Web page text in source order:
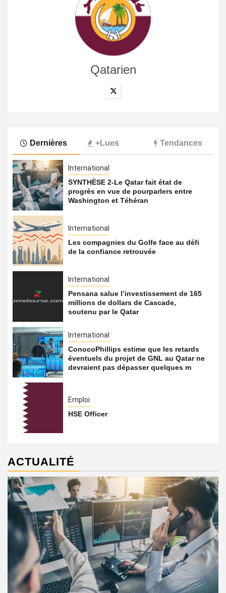
Qatarien
Dernières +Lues Tendances
International
SYNTHÈSE 2-Le Qatar fait état de
progrès en vue de pourparlers entre
Washington et Téhéran
International
Les compagnies du Golfe face au défi
de la confiance retrouvée
International
Pensana salue l’investissement de 165
millions de dollars de Cascade,
soutenu par le Qatar
International
ConocoPhillips estime que les retards
éventuels du projet de GNL au Qatar ne
devraient pas dépasser quelques m
Emploi
HSE Officer
ACTUALITÉ